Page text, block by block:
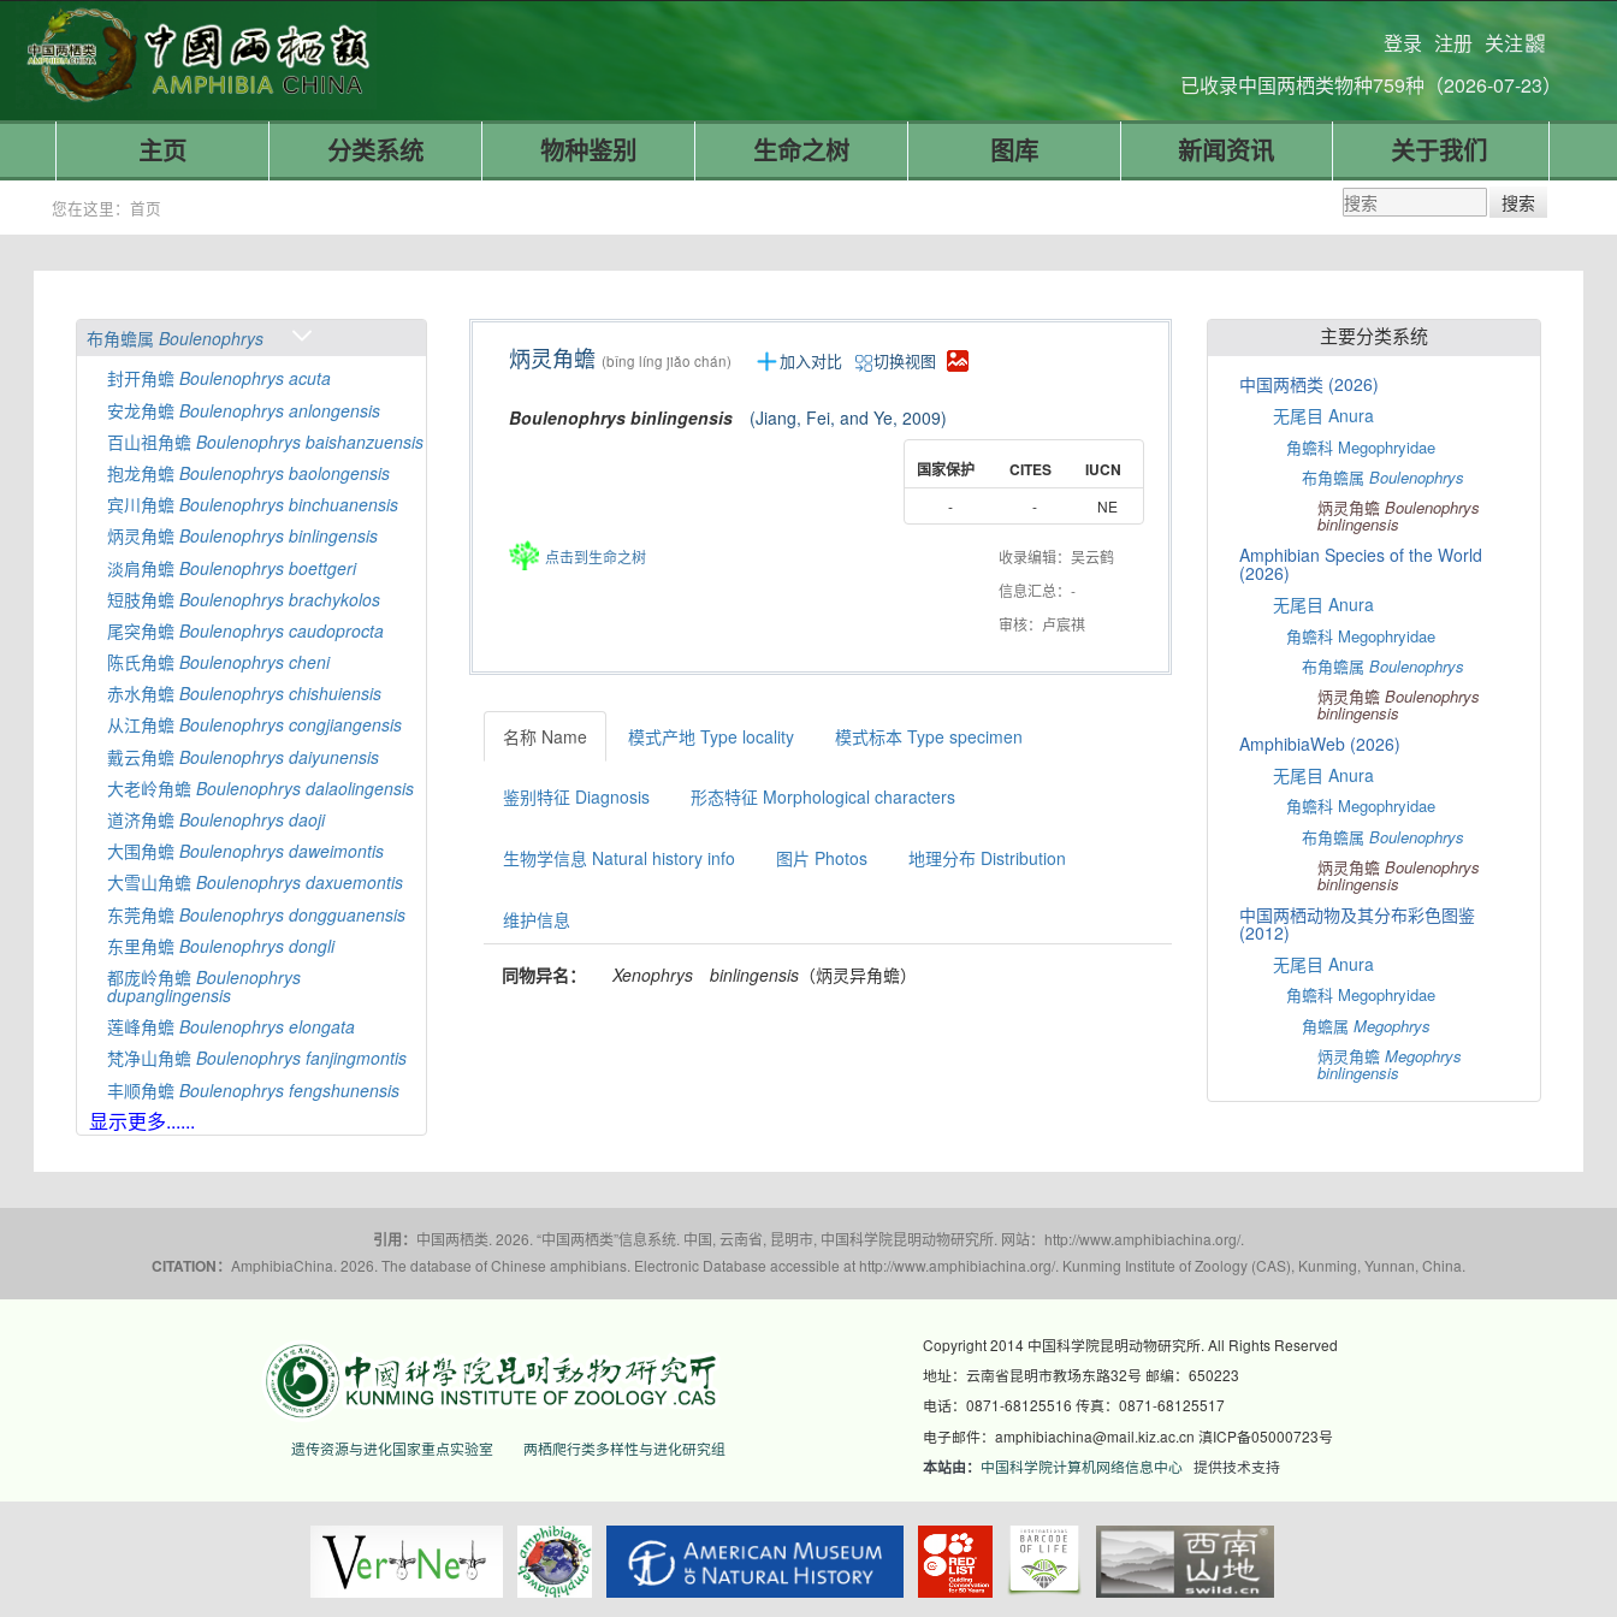
登录 注册 关注
已收录中国两栖类物种759种（2026-07-23）
主页 分类系统 物种鉴别 生命之树 图库 新闻资讯 关于我们
您在这里：首页
布角蟾属Boulenophrys
封开角蟾Boulenophrys acuta
安龙角蟾Boulenophrys anlongensis
百山祖角蟾Boulenophrys baishanzuensis
抱龙角蟾Boulenophrys baolongensis
宾川角蟾Boulenophrys binchuanensis
炳灵角蟾Boulenophrys binlingensis
淡肩角蟾Boulenophrys boettgeri
短肢角蟾Boulenophrys brachykolos
尾突角蟾Boulenophrys caudoprocta
陈氏角蟾Boulenophrys cheni
赤水角蟾Boulenophrys chishuiensis
从江角蟾Boulenophrys congjiangensis
戴云角蟾Boulenophrys daiyunensis
大老岭角蟾Boulenophrys dalaolingensis
道济角蟾Boulenophrys daoji
大围角蟾Boulenophrys daweimontis
大雪山角蟾Boulenophrys daxuemontis
东莞角蟾Boulenophrys dongguanensis
东里角蟾Boulenophrys dongli
都庞岭角蟾Boulenophrys
dupanglingensis
莲峰角蟾Boulenophrys elongata
梵净山角蟾Boulenophrys fanjingmontis
丰顺角蟾Boulenophrys fengshunensis
高栏岛角蟾
揭阳角蟾Boulenophrys hungtai
南澳岛角蟾Boulenophrys insularis
Boulenophrys jingdongensis
Boulenophrys jinggangensis
Boulenophrys jiulianensis
kuatunensis
lichun
显示更多......
炳灵角蟾 (bǐng líng jiǎo chán) 加入对比 切换视图
Boulenophrys binlingensis (Jiang, Fei, and Ye, 2009)
国家保护 CITES IUCN
- - NE
点击到生命之树
收录编辑：吴云鹤
信息汇总：-
审核：卢宸祺
名称 Name 模式产地 Type locality 模式标本 Type specimen
鉴别特征 Diagnosis 形态特征 Morphological characters
生物学信息 Natural history info 图片 Photos 地理分布 Distribution
维护信息
同物异名： Xenophrys binlingensis （炳灵异角蟾）
主要分类系统
中国两栖类 (2026)
无尾目 Anura
角蟾科 Megophryidae
布角蟾属Boulenophrys
炳灵角蟾Boulenophrys
binlingensis
Amphibian Species of the World
(2026)
无尾目 Anura
角蟾科 Megophryidae
布角蟾属Boulenophrys
炳灵角蟾Boulenophrys
binlingensis
AmphibiaWeb (2026)
无尾目 Anura
角蟾科 Megophryidae
布角蟾属Boulenophrys
炳灵角蟾Boulenophrys
binlingensis
中国两栖动物及其分布彩色图鉴
(2012)
无尾目 Anura
角蟾科 Megophryidae
角蟾属Megophrys
炳灵角蟾Megophrys
binlingensis
引用： 中国两栖类. 2026. “中国两栖类”信息系统. 中国, 云南省, 昆明市, 中国科学院昆明动物研究所. 网站：http://www.amphibiachina.org/.
CITATION： AmphibiaChina. 2026. The database of Chinese amphibians. Electronic Database accessible at http://www.amphibiachina.org/. Kunming Institute of Zoology (CAS), Kunming, Yunnan, China.
遗传资源与进化国家重点实验室 两栖爬行类多样性与进化研究组
Copyright 2014 中国科学院昆明动物研究所. All Rights Reserved
地址：云南省昆明市教场东路32号 邮编：650223
电话：0871-68125516 传真：0871-68125517
电子邮件：amphibiachina@mail.kiz.ac.cn 滇ICP备05000723号
本站由： 中国科学院计算机网络信息中心提供技术支持